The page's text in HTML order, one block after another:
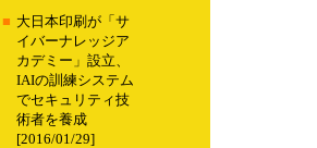
■ 大日本印刷が「サ
イバーナレッジア
カデミー」設立、
IAIの訓練システム
でセキュリティ技
術者を養成
[2016/01/29]